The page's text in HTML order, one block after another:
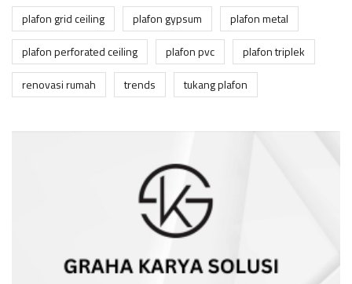
plafon grid ceiling
plafon gypsum
plafon metal
plafon perforated ceiling
plafon pvc
plafon triplek
renovasi rumah
trends tukang plafon